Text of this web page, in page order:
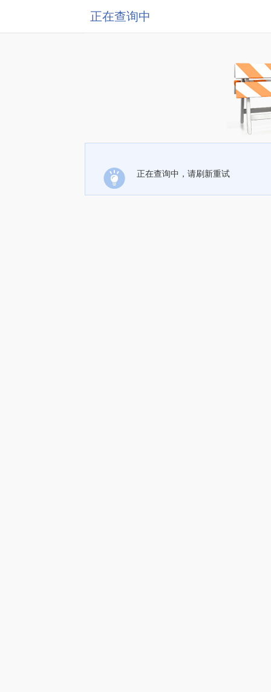
正在查询中
正在查询中，请刷新重试